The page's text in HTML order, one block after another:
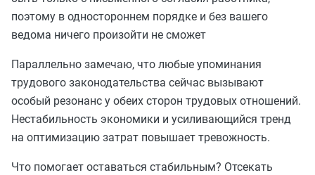
поэтому в одностороннем порядке и без вашего
ведома ничего произойти не сможет
Параллельно замечаю, что любые упоминания
трудового законодательства сейчас вызывают
особый резонанс у обеих сторон трудовых отношений.
Нестабильность экономики и усиливающийся тренд
на оптимизацию затрат повышает тревожность.
Что помогает оставаться стабильным? Отсекать